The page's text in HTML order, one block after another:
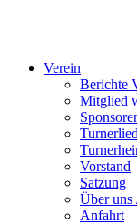
Verein
Berichte
Mitglied
Turnerlied
Vorstand
Satzung
Über
Anfahrt